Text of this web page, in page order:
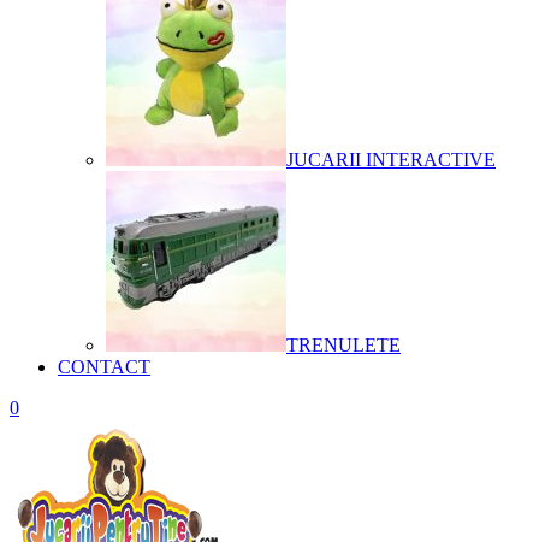
JUCARII INTERACTIVE
TRENULETE
CONTACT
0